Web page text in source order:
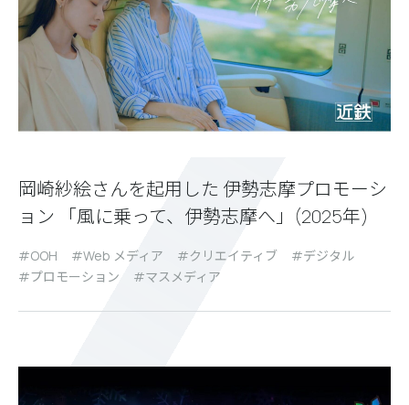
岡崎紗絵さんを起用した 伊勢志摩プロモーシ
ョン 「風に乗って、伊勢志摩へ」(2025年)
OOH Web メディア クリエイティブ
デジタル
プロモーション
マスメディア